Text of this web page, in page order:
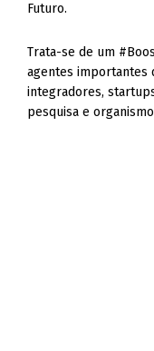
Futuro.
Trata-se de um
agentes importantes
integradores,
pesquisa e